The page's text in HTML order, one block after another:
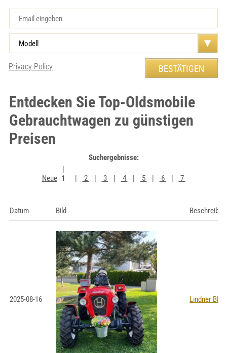
Privacy Policy
Entdecken Sie Top-Oldsmobile
Gebrauchtwagen zu günstigen
Preisen
Suchergebnisse:
Neue 1 2 3 4 5 6 7
Datum Bild
2025-08-16 Lindner BF